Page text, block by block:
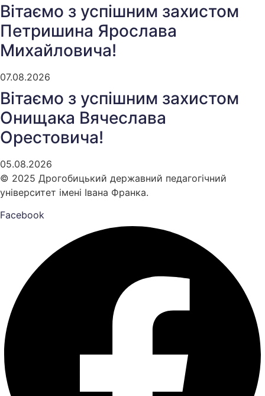
Вітаємо з успішним захистом
Петришина Ярослава
Михайловича!
07.08.2026
Вітаємо з успішним захистом
Онищака Вячеслава
Орестовича!
05.08.2026
© 2025 Дрогобицький державний педагогічний
університет імені Івана Франка.
Facebook